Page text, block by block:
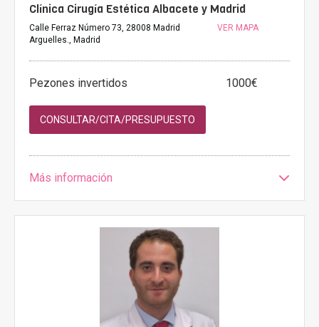
Clínica Cirugía Estética Albacete y Madrid
Calle Ferraz Número 73, 28008 Madrid
Arguelles., Madrid
VER MAPA
Pezones invertidos 1000€
CONSULTAR/CITA/PRESUPUESTO
Más información